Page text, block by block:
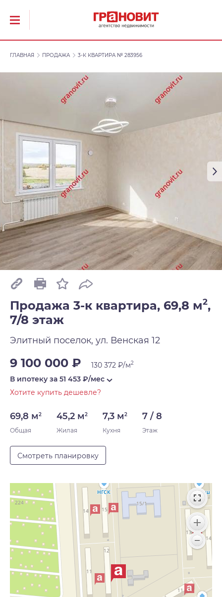
ГЛАВНАЯ ПРОДАЖА 3-К КВАРТИРА № 283956
Продажа 3-к квартира, 69,8 м2,
7/8 этаж
Элитный поселок, ул. Венская 12
9 100 000 ₽ 130 372 ₽/м2
В ипотеку за 51 453 ₽/мес
Хотите купить дешевле?
69,8 м2
Общая
45,2 м2
Жилая
7,3 м2
Кухня
7 / 8
Этаж
Смотреть планировку